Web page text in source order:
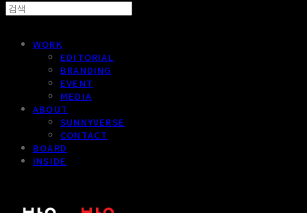
WORK
EDITORIAL
BRANDING
EVENT
MEDIA
ABOUT
SUNNYVERSE
CONTACT
BOARD
INSIDE